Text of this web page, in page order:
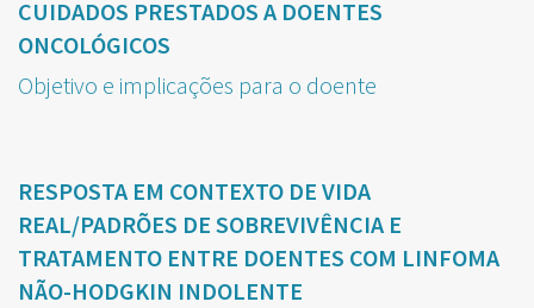
CUIDADOS PRESTADOS A DOENTES
ONCOLÓGICOS
Objetivo e implicações para o doente
RESPOSTA EM CONTEXTO DE VIDA
REAL/PADRÕES DE SOBREVIVÊNCIA E
TRATAMENTO ENTRE DOENTES COM LINFOMA
NÃO-HODGKIN INDOLENTE